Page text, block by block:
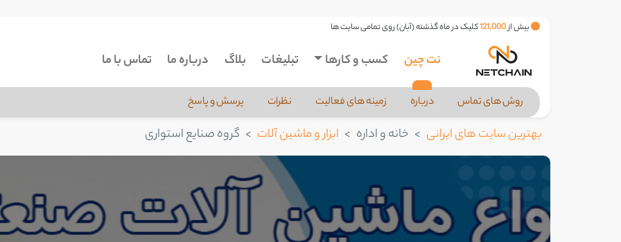
بیش از121,000کلیک در ماه گذشته (آبان) روی تمامی سایت ها
نت چین کسب و کارها تبلیغات بلاگ درباره ما تماس با ما
روش های تماس درباره زمینه های فعالیت نظرات پرسش و پاسخ
بهترین سایت های ایرانی خانه و اداره ابزار و ماشین آلات گروه صنایع استواری